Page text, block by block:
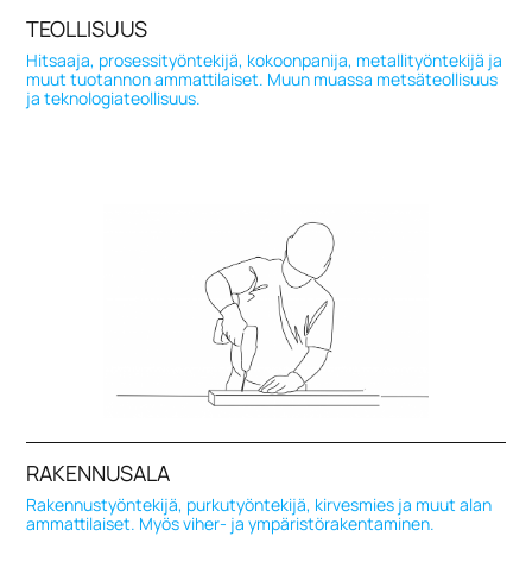
TEOLLISUUS
Hitsaaja, prosessityöntekijä, kokoonpanija, metallityöntekijä ja
muut tuotannon ammattilaiset. Muun muassa metsäteollisuus
ja teknologiateollisuus.
RAKENNUSALA
Rakennustyöntekijä, purkutyöntekijä, kirvesmies ja muut alan
ammattilaiset. Myös viher- ja ympäristörakentaminen.